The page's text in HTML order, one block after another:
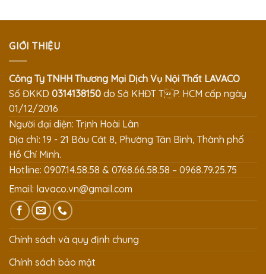
GIỚI THIỆU
Công Ty TNHH Thương Mại Dịch Vụ Nội Thất LAVACO
Số ĐKKD 0314138150 do Sở KHĐT TP. HCM cấp ngày
01/12/2016
Người đại diện: Trịnh Hoài Lân
Địa chỉ: 19 - 21 Bàu Cát 8, Phường Tân Bình, Thành phố
Hồ Chí Minh.
Hotline: 0907.14.58.58 & 0768.66.58.58 – 0968.79.25.75
Email: lavaco.vn@gmail.com
Chính sách và quy định chung
Chính sách bảo mật